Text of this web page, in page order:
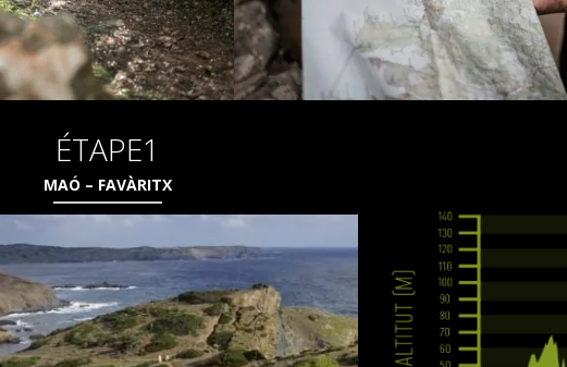
ÉTAPE1
MAÓ – FAVÀRITX